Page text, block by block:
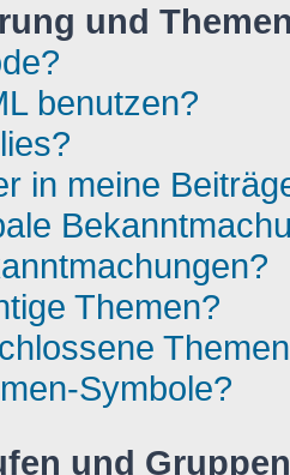
und
benutzen?
in meine
Themen?
Symbole?
und Gruppen